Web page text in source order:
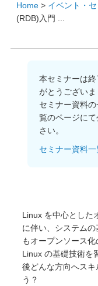
トレーニング
イベント・セミナー
セミナー資料
オープンソース活動
Home イベント・
(RDB)入門 ...
本セミナーは
がとうございま
セミナー資料
覧のページに
さい。
セミナー資料
Linux を中心とした
に伴い、システム
もオープンソース化
Linux の基礎技術を
後どんな方向へス
う？